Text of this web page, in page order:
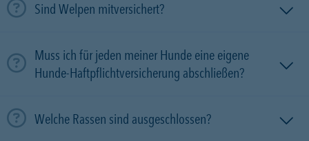
Sind Welpen mitversichert?
Muss ich für jeden meiner Hunde eine eigene
Hunde-Haftpflichtversicherung abschließen?
Welche Rassen sind ausgeschlossen?